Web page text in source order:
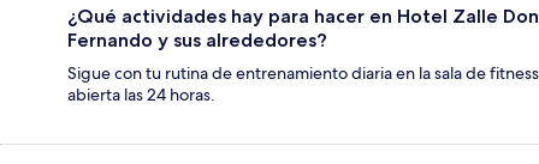
¿Qué actividades hay para hacer en Hotel Zalle Don
Fernando y sus alrededores?
Sigue con tu rutina de entrenamiento diaria en la sala de fitness
abierta las 24 horas.